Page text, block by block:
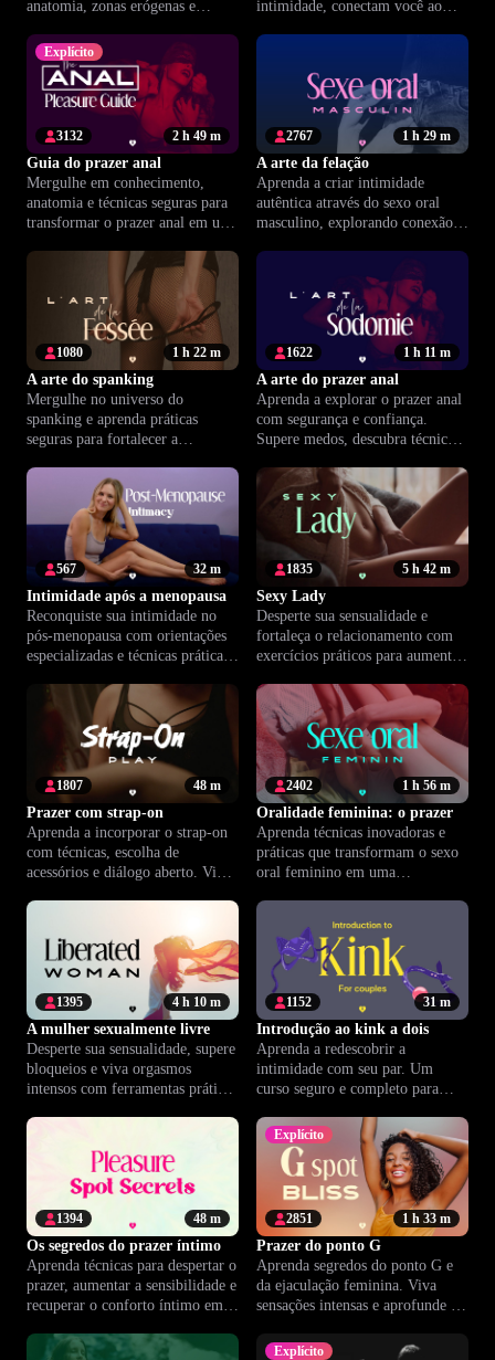
anatomia, zonas erógenas e
prático, guiado por especialistas.
intimidade, conectam você ao
outro nível.
Explícito
2 h 49 m
3132
Guia do prazer anal
Mergulhe em conhecimento,
anatomia e técnicas seguras para
transformar o prazer anal em uma
1 h 29 m
2767
A arte da felação
Aprenda a criar intimidade
autêntica através do sexo oral
masculino, explorando conexão,
1 h 22 m
1080
A arte do spanking
Mergulhe no universo do
spanking e aprenda práticas
seguras para fortalecer a
prazer a dois.
1 h 11 m
1622
A arte do prazer anal
Aprenda a explorar o prazer anal
com segurança e confiança.
Supere medos, descubra técnicas
32 m
567
Intimidade após a menopausa
Reconquiste sua intimidade no
pós-menopausa com orientações
especializadas e técnicas práticas
5 h 42 m
1835
Sexy Lady
Desperte sua sensualidade e
fortaleça o relacionamento com
exercícios práticos para aumentar
48 m
1807
Prazer com strap-on
Aprenda a incorporar o strap-on
com técnicas, escolha de
acessórios e diálogo aberto. Viva
com segurança.
1 h 56 m
2402
Oralidade feminina: o prazer
Aprenda técnicas inovadoras e
práticas que transformam o sexo
oral feminino em uma
conexão emocional verdadeira.
4 h 10 m
1395
A mulher sexualmente livre
Desperte sua sensualidade, supere
bloqueios e viva orgasmos
intensos com ferramentas práticas
31 m
1152
Introdução ao kink a dois
Aprenda a redescobrir a
intimidade com seu par. Um
curso seguro e completo para
práticas kink e fortalecer a
conexão.
48 m
1394
Os segredos do prazer íntimo
Aprenda técnicas para despertar o
prazer, aumentar a sensibilidade e
recuperar o conforto íntimo em
Explícito
1 h 33 m
2851
Prazer do ponto G
Aprenda segredos do ponto G e
da ejaculação feminina. Viva
sensações intensas e aprofunde o
especialistas.
Explícito